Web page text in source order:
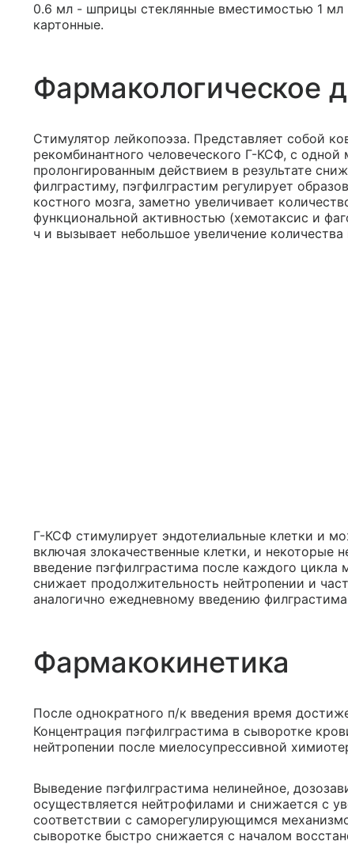
0.6 мл - шприцы стеклянные вместимостью 1 мл
картонные.
Фармакологическое
Стимулятор лейкопоэза. Представляет собой
рекомбинантного человеческого Г-КСФ, с
пролонгированным действием в результате
филграстиму, пэгфилграстим регулирует
костного мозга, заметно увеличивает
функциональной активностью (хемотаксис и
ч и вызывает небольшое увеличение
Г-КСФ стимулирует эндотелиальные клетки и
включая злокачественные клетки, и некоторые
введение пэгфилграстима после каждого
снижает продолжительность нейтропении и
аналогично ежедневному введению
Фармакокинетика
После однократного п/к введения время
Концентрация пэгфилграстима в сыворотке
нейтропении после миелосупрессивной
Выведение пэгфилграстима нелинейное,
осуществляется нейтрофилами и снижается с
соответствии с саморегулирующимся
сыворотке быстро снижается с началом